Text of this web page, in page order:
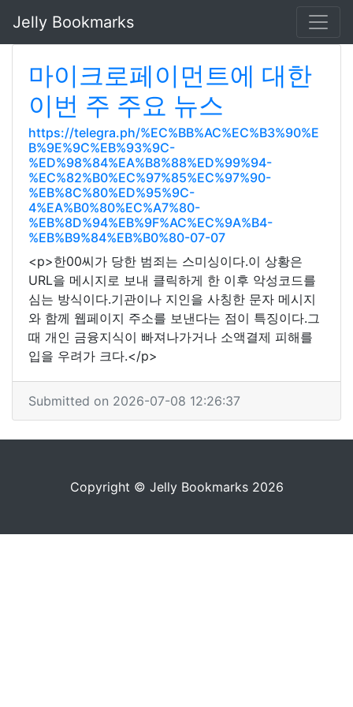
Jelly Bookmarks
마이크로페이먼트에 대한
이번 주 주요 뉴스
https://telegra.ph/%EC%BB%AC%EC%B3%90%E
B%9E%9C%EB%93%9C-
%ED%98%84%EA%B8%88%ED%99%94-
%EC%82%B0%EC%97%85%EC%97%90-
%EB%8C%80%ED%95%9C-
4%EA%B0%80%EC%A7%80-
%EB%8D%94%EB%9F%AC%EC%9A%B4-
%EB%B9%84%EB%B0%80-07-07
<p>한00씨가 당한 범죄는 스미싱이다.이 상황은
URL을 메시지로 보내 클릭하게 한 이후 악성코드를
심는 방식이다.기관이나 지인을 사칭한 문자 메시지
와 함께 웹페이지 주소를 보낸다는 점이 특징이다.그
때 개인 금융지식이 빠져나가거나 소액결제 피해를
입을 우려가 크다.</p>
Submitted on 2026-07-08 12:26:37
Copyright © Jelly Bookmarks 2026